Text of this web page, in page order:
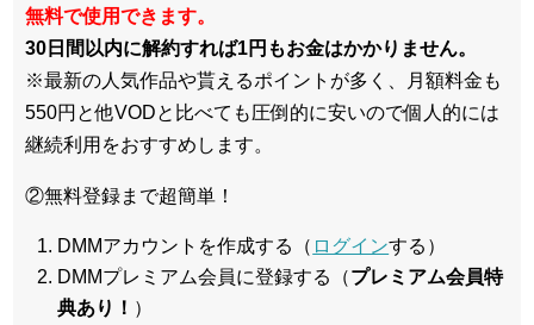
無料で使用できます。
30日間以内に解約すれば1円もお金はかかりません。
※最新の人気作品や貰えるポイントが多く、月額料金も
550円と他VODと比べても圧倒的に安いので個人的には
継続利用をおすすめします。
②無料登録まで超簡単！
DMMアカウントを作成する（ ログインする）
DMMプレミアム会員に登録する（プレミアム会員特
典あり！ ）